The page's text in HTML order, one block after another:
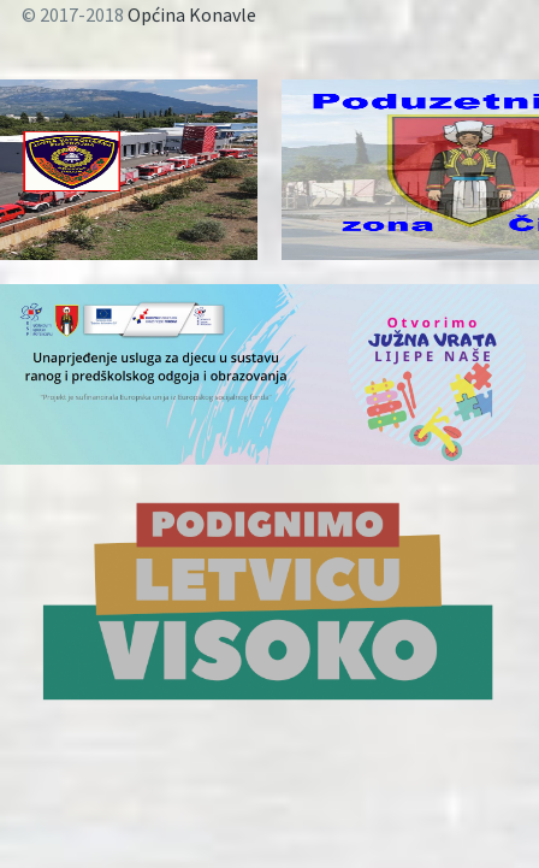
© 2017-2018 Općina Konavle